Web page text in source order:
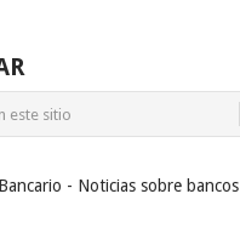
- Noticias sobre bancos